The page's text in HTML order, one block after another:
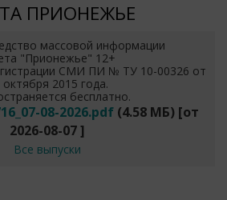
ПРИОНЕЖЬЕ
массовой информации
"Прионежье" 12+
СМИ ПИ № ТУ 10-00326 от
октября 2015 года.
бесплатно.
08-2026.pdf (4.58 МБ)[от
2026-08-07]
Все выпуски